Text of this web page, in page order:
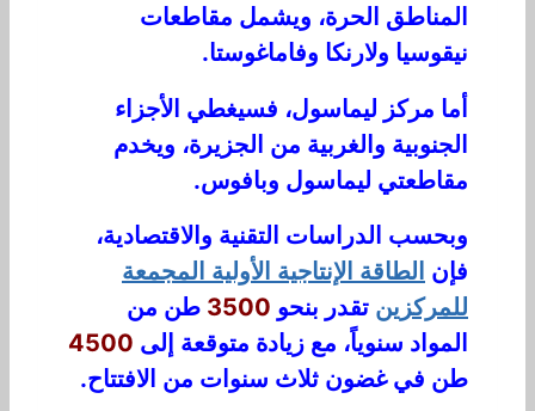
المناطق الحرة، ويشمل مقاطعات
نيقوسيا ولارنكا وفاماغوستا.
أما مركز ليماسول، فسيغطي الأجزاء
الجنوبية والغربية من الجزيرة، ويخدم
مقاطعتي ليماسول وبافوس.
وبحسب الدراسات التقنية والاقتصادية،
فإن الطاقة الإنتاجية الأولية المجمعة
للمركزين تقدر بنحو 3500 طن من
المواد سنوياً، مع زيادة متوقعة إلى 4500
طن في غضون ثلاث سنوات من الافتتاح.